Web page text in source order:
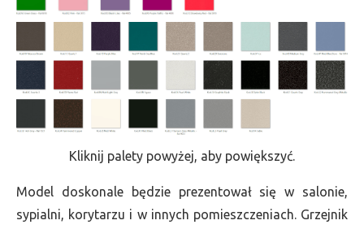
Kliknij palety powyżej, aby powiększyć.
Model doskonale będzie prezentował się w salonie,
sypialni, korytarzu i w innych pomieszczeniach. Grzejnik